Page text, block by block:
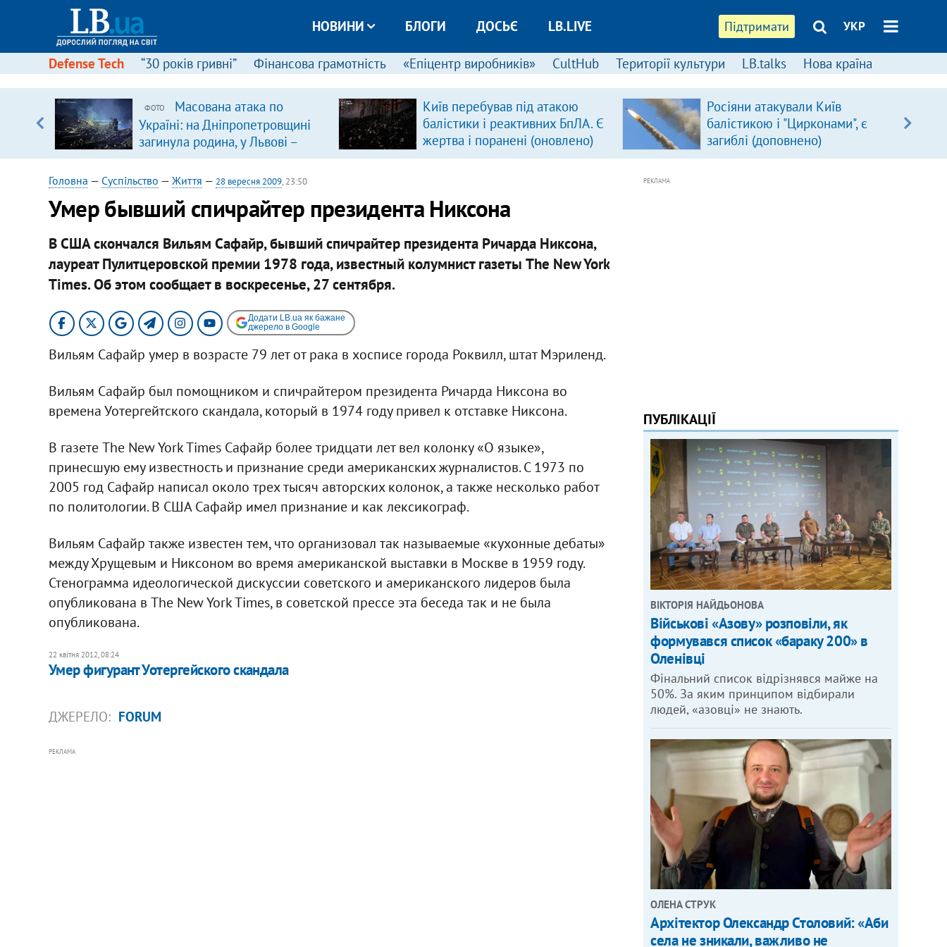
Підтримати УКР
НОВИНИ БЛОГИ ДОСЬЄ LB.LIVE
Defense Tech “30 років гривні” Фінансова грамотність «Епіцентр виробників» CultHub Території культури LB.talks Нова країна
ФОТО
Масована атака по
Україні: на Дніпропетровщині
загинула родина, у Львові –
удар по багатоповерхівках
(доповнюється)
Київ перебував під атакою
балістики і реактивних БпЛА. Є
жертва і поранені (оновлено)
Росіяни атакували Київ
балістикою і "Цирконами", є
загиблі (доповнено)
Головна — Суспільство — Життя — 28 вересня 2009, 23:50
Умер бывший спичрайтер президента Никсона
В США скончался Вильям Сафайр, бывший спичрайтер президента Ричарда Никсона,
лауреат Пулитцеровской премии 1978 года, известный колумнист газеты The New York
Times. Об этом сообщает в воскресенье, 27 сентября.
Додати LB.ua як бажане
джерело в Google
Вильям Сафайр умер в возрасте 79 лет от рака в хосписе города Роквилл, штат Мэриленд.
Вильям Сафайр был помощником и спичрайтером президента Ричарда Никсона во
времена Уотергейтского скандала, который в 1974 году привел к отставке Никсона.
В газете The New York Times Сафайр более тридцати лет вел колонку «О языке»,
принесшую ему известность и признание среди американских журналистов. С 1973 по
2005 год Сафайр написал около трех тысяч авторских колонок, а также несколько работ
по политологии. В США Сафайр имел признание и как лексикограф.
Вильям Сафайр также известен тем, что организовал так называемые «кухонные дебаты»
между Хрущевым и Никсоном во время американской выставки в Москве в 1959 году.
Стенограмма идеологической дискуссии советского и американского лидеров была
опубликована в The New York Times, в советской прессе эта беседа так и не была
опубликована.
22 квітня 2012, 08:24
​Умер фигурант Уотергейского скандала
ДЖЕРЕЛО: FORUM
РЕКЛАМА
РЕКЛАМА
ПУБЛІКАЦІЇ
ВІКТОРІЯ НАЙДЬОНОВА
Військові «Азову» розповіли, як
формувався список «бараку 200» в
Оленівці
Фінальний список відрізнявся майже на
50%. За яким принципом відбирали
людей, «азовці» не знають.
ОЛЕНА СТРУК
Архітектор Олександр Столовий: «Аби
села не зникали, важливо не